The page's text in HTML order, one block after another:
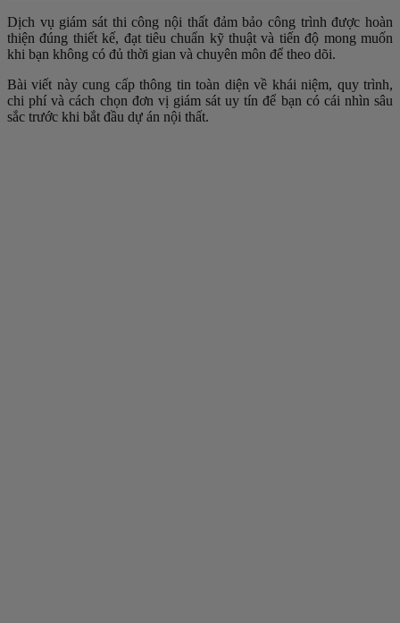
Dịch vụ giám sát thi công nội thất đảm bảo công trình được hoàn
thiện đúng thiết kế, đạt tiêu chuẩn kỹ thuật và tiến độ mong muốn
khi bạn không có đủ thời gian và chuyên môn để theo dõi.
Bài viết này cung cấp thông tin toàn diện về khái niệm, quy trình,
chi phí và cách chọn đơn vị giám sát uy tín để bạn có cái nhìn sâu
sắc trước khi bắt đầu dự án nội thất.